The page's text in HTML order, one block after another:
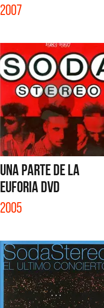
2007
UNA PARTE DE LA
EUFORIA DVD
2005